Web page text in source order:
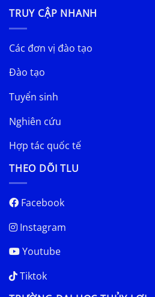
TRUY CẬP NHANH
Các đơn vị đào tạo
Đào tạo
Tuyển sinh
Nghiên cứu
Hợp tác quốc tế
THEO DÕI TLU
Facebook
Instagram
Youtube
Tiktok